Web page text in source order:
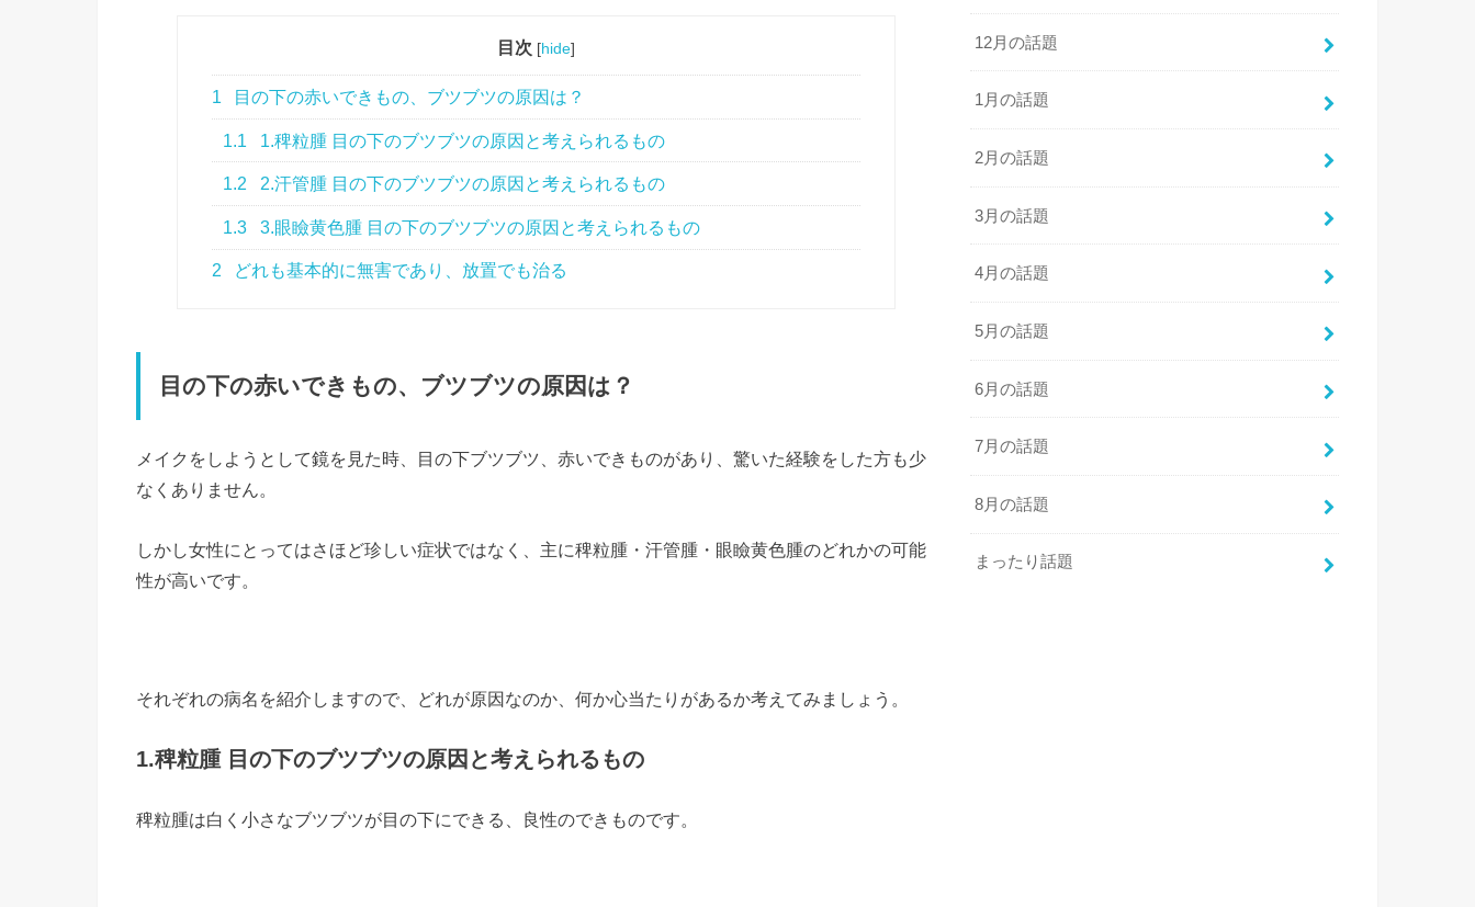
目次 [hide]
1 目の下の赤いできもの、ブツブツの原因は？
1.1 1.稗粒腫 目の下のブツブツの原因と考えられるもの
1.2 2.汗管腫 目の下のブツブツの原因と考えられるもの
1.3 3.眼瞼黄色腫 目の下のブツブツの原因と考えられるもの
2 どれも基本的に無害であり、放置でも治る
目の下の赤いできもの、ブツブツの原因は？
メイクをしようとして鏡を見た時、目の下ブツブツ、赤いできものがあり、驚いた経験をした方も少
なくありません。
しかし女性にとってはさほど珍しい症状ではなく、主に稗粒腫・汗管腫・眼瞼黄色腫のどれかの可能
性が高いです。
それぞれの病名を紹介しますので、どれが原因なのか、何か心当たりがあるか考えてみましょう。
1.稗粒腫 目の下のブツブツの原因と考えられるもの
稗粒腫は白く小さなブツブツが目の下にできる、良性のできものです。
12月の話題
1月の話題
2月の話題
3月の話題
4月の話題
5月の話題
6月の話題
7月の話題
8月の話題
まったり話題